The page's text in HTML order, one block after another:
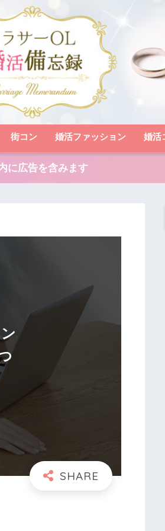
街コン 婚活ファッション 婚活
に広告を含みます